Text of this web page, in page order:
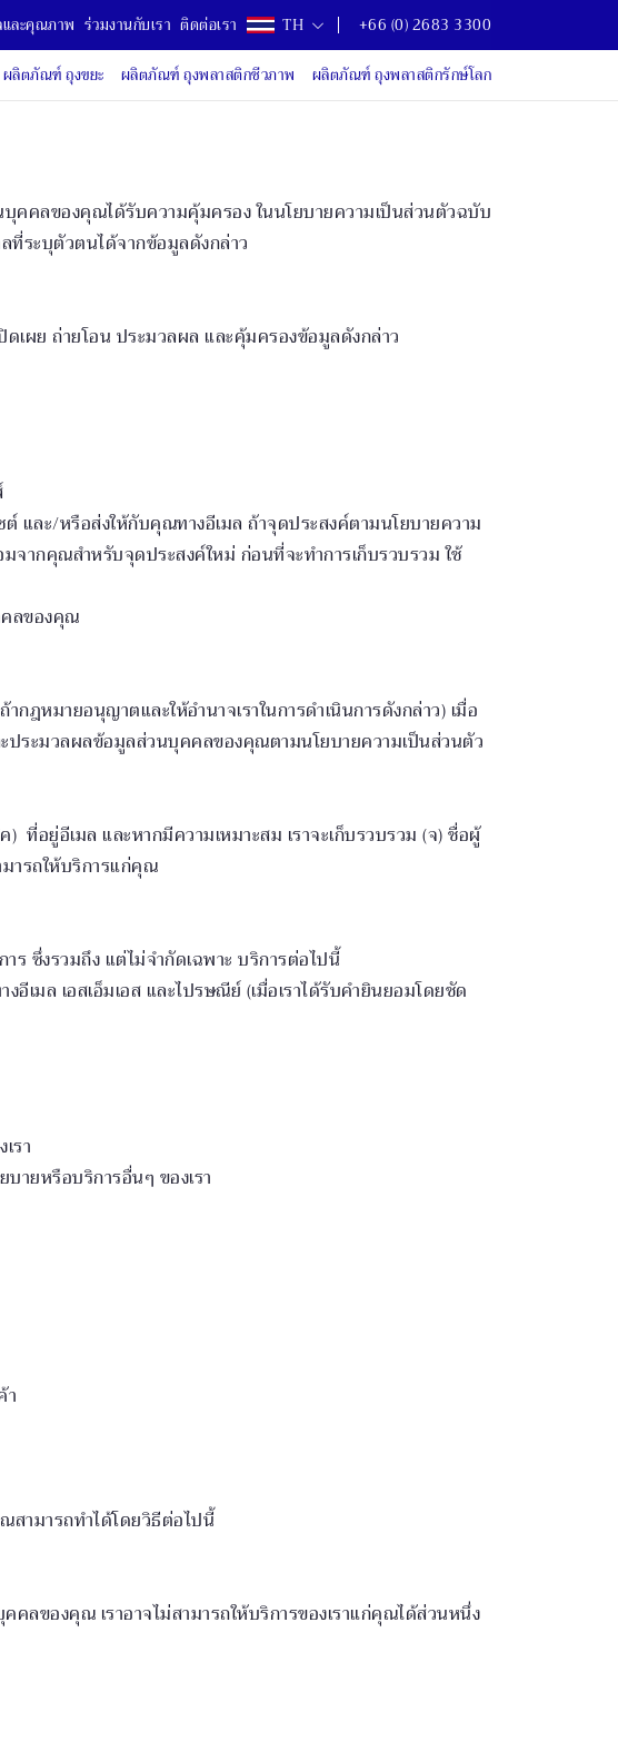
และคุณภาพ ร่วมงานกับเรา ติดต่อเรา TH
+66 (0) 2683 3300
ผลิตภัณฑ์ ถุงขยะ ผลิตภัณฑ์ ถุงพลาสติกชีวภาพ ผลิตภัณฑ์ ถุงพลาสติกรักษ์โลก
คคลของคุณได้รับความคุ้มครอง ในนโยบายความเป็นส่วนตัวฉบับ
ระบุตัวตนได้จากข้อมูลดังกล่าว
เผย ถ่ายโอน ประมวลผล และคุ้มครองข้อมูลดังกล่าว
และ/หรือส่งให้กับคุณทางอีเมล ถ้าจุดประสงค์ตามนโยบายความ
จากคุณสำหรับจุดประสงค์ใหม่ ก่อนที่จะทำการเก็บรวบรวม ใช้
ลของคุณ
ฎหมายอนุญาตและให้อำนาจเราในการดำเนินการดังกล่าว) เมื่อ
ประมวลผลข้อมูลส่วนบุคคลของคุณตามนโยบายความเป็นส่วนตัว
ที่อยู่อีเมล และหากมีความเหมาะสม เราจะเก็บรวบรวม (จ) ชื่อผู้
มารถให้บริการแก่คุณ
ร ซึ่งรวมถึง แต่ไม่จำกัดเฉพาะ บริการต่อไปนี้
มล เอสเอ็มเอส และไปรษณีย์ (เมื่อเราได้รับคำยินยอมโดยชัด
รา
ยหรือบริการอื่นๆ ของเรา
า
ามารถทำได้โดยวิธีต่อไปนี้
ลของคุณ เราอาจไม่สามารถให้บริการของเราแก่คุณได้ส่วนหนึ่ง